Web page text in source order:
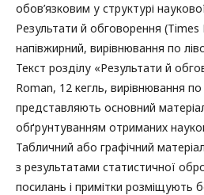
обов’язковим у структурі
Результати й обговорення (Times
напівжирний, вирівнювання по
Текст розділу «Результати й
Roman, 12 кегль, вирівнювання по
представляють основний
обґрунтуванням отриманих
Табличний або графічний
з результатами статистичної
посилань і примітки розміщують